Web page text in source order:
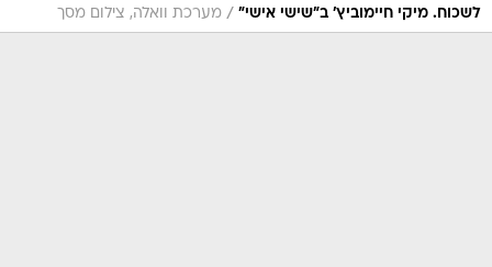
לשכוח. מיקי חיימוביץ' ב"שישי אישי" / מערכת וואלה, צילום מסך